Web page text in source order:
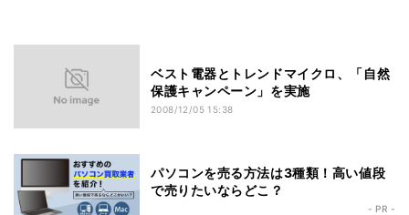
ベスト電器とトレンドマイクロ、「自然
保護キャンペーン」を実施
2008/12/05 15:38
パソコンを売る方法は3種類！高い値段
で売りたいならどこ？
- PR -